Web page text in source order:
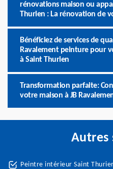
rénovations maison ou
Thurien : La rénovation de
Bénéficiez de services de
Ravalement peinture pour
à Saint Thurien
Transformation parfaite:
votre maison à JB
Autres
Peintre intérieur Saint